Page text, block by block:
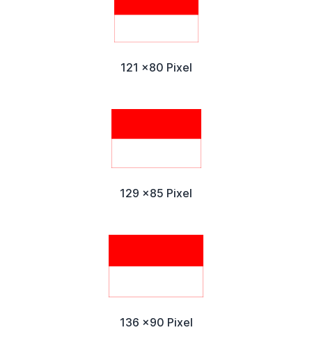
121 x80 Pixel
129 x85 Pixel
136 x90 Pixel